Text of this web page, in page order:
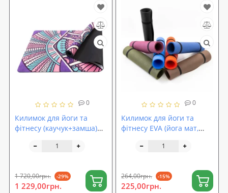
0
Килимок для йоги та
фітнесу (каучук+замша)
спортивний) 183x68см
1 720,00грн. -29%
1 229,00грн.
0
Килимок для йоги та
фітнесу EVA (йога мат,
100х50 см OSPORT Yoga
264,00грн. -15%
225,00грн.